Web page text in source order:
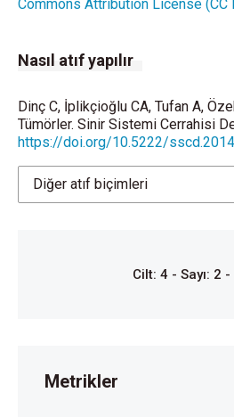
Commons Attribution License (CC
Nasıl atıf yapılır
Dinç C, İplikçioğlu CA, Tufan A,
Tümörler. Sinir Sistemi Cerrahisi
https://doi.org/10.5222/
Diğer atıf biçimleri
Cilt: 4 - Sayı: 2
Metrikler